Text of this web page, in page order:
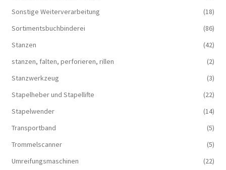
Sonstige Weiterverarbeitung
(18)
Sortimentsbuchbinderei
(86)
Stanzen
(42)
stanzen, falten, perforieren, rillen
(2)
Stanzwerkzeug
(3)
Stapelheber und Stapellifte
(22)
Stapelwender
(14)
Transportband
(5)
Trommelscanner
(5)
Umreifungsmaschinen
(22)